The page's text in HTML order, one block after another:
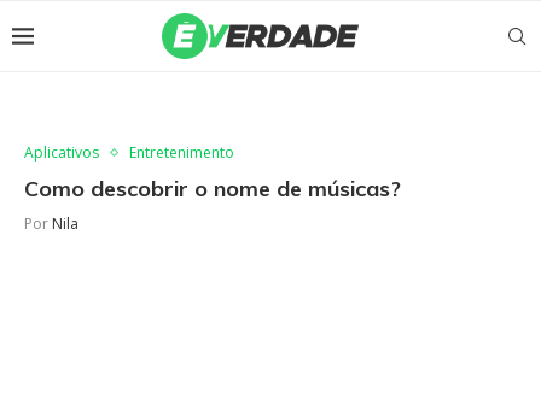
Aplicativos Entretenimento
Como descobrir o nome de músicas?
Por Nila